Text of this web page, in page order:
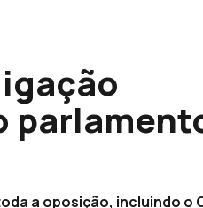
a oposição, incluindo o